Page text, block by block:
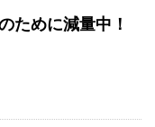
ために減量中！